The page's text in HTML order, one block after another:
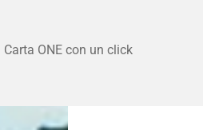
Carta ONE con un click